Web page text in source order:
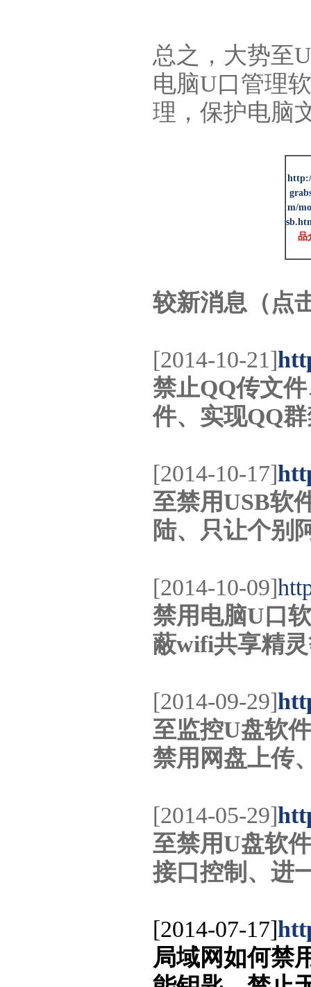
总之，大势至
电脑U口管理
理，保护电脑
m/
品
较新消息（点
[2014-10-21]
禁止QQ传文
件、实现QQ
[2014-10-17]
至禁用USB软
陆、只让个别
[2014-10-09]
禁用电脑U口
蔽wifi共享精
[2014-09-29]
至监控U盘软
禁用网盘上传
[2014-05-29]
至禁用U盘软
接口控制、进
[2014-07-17]
局域网如何禁